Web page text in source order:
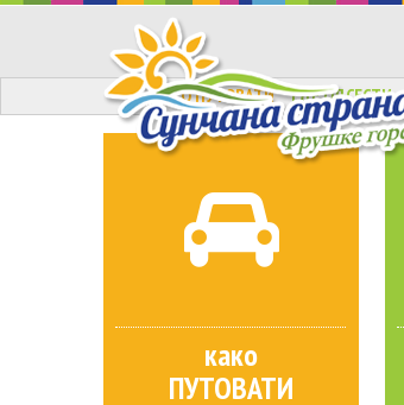
КАКО ПУТОВАТИ ГДЕ ОДСЕСТИ
како
ПУТОВАТИ